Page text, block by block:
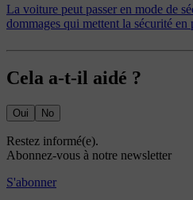
La voiture peut passer en mode de
dommages qui mettent la sécurité en
Cela a-t-il aidé ?
Oui No